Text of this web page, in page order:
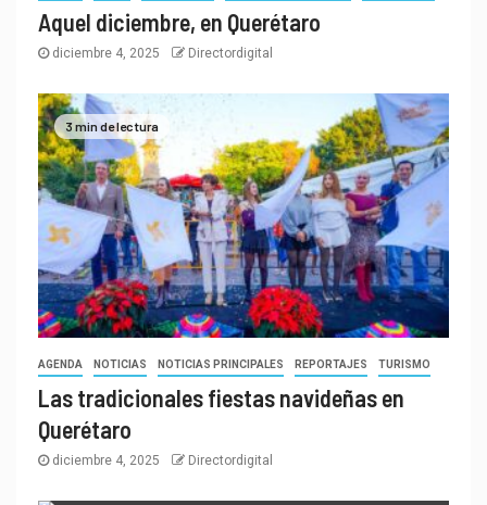
Aquel diciembre, en Querétaro
diciembre 4, 2025 Directordigital
3 min de lectura
AGENDA NOTICIAS NOTICIAS PRINCIPALES REPORTAJES TURISMO
Las tradicionales fiestas navideñas en
Querétaro
diciembre 4, 2025 Directordigital